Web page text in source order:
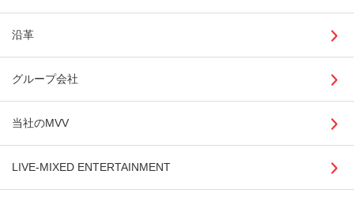
沿革
グループ会社
当社のMVV
LIVE-MIXED ENTERTAINMENT